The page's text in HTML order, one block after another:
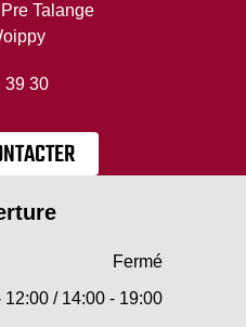
Talange
39 30
Fermé
12:00 / 14:00 - 19:00